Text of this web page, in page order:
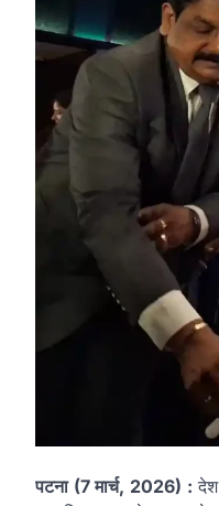
पटना (7 मार्च, 2026) : देश